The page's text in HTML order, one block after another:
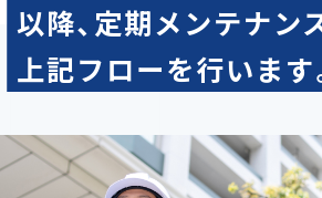
以降、定期メンテナン
上記フローを行います